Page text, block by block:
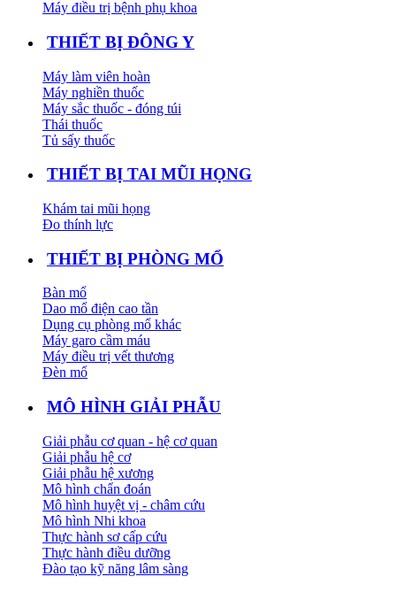
Máy điều trị bệnh phụ khoa
THIẾT BỊ ĐÔNG Y
Máy làm viên hoàn
Máy nghiền thuốc
Máy sắc thuốc - đóng túi
Thái thuốc
Tủ sấy thuốc
THIẾT BỊ TAI MŨI HỌNG
Khám tai mũi họng
Đo thính lực
THIẾT BỊ PHÒNG MỔ
Bàn mổ
Dao mổ điện cao tần
Dụng cụ phòng mổ khác
Máy garo cầm máu
Máy điều trị vết thương
Đèn mổ
MÔ HÌNH GIẢI PHẪU
Giải phẫu cơ quan - hệ cơ quan
Giải phẫu hệ cơ
Giải phẫu hệ xương
Mô hình chẩn đoán
Mô hình huyệt vị - châm cứu
Mô hình Nhi khoa
Thực hành sơ cấp cứu
Thực hành điều dưỡng
Đào tạo kỹ năng lâm sàng